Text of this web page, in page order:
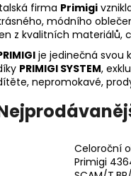
firma Primigi
módního
z kvalitních materiálů,
je jedinečná svou
PRIMIGI SYSTEM,
nepromokavé,
Celoroční
Primigi